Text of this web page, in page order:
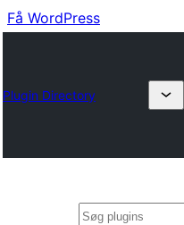
Få WordPress
Plugin Directory
Søg